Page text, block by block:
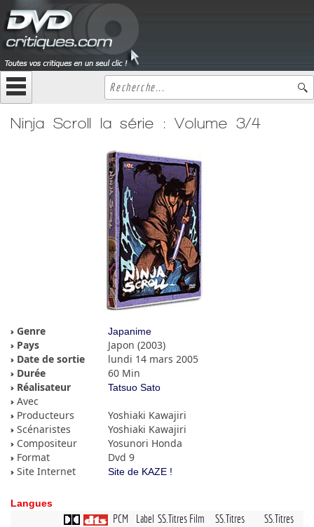
Ninja Scroll la série : Volume 3/4
Genre Japanime
Pays
Japon (2003)
Date de sortie
lundi 14 mars 2005
Durée
60 Min
Réalisateur
Tatsuo Sato
Avec
Producteurs
Yoshiaki Kawajiri
Scénaristes
Yoshiaki Kawajiri
Compositeur
Yosunori Honda
Format
Dvd 9
Site Internet
Site de KAZE !
Langues
PCM Label SS.Titres Film
SS.Titres
SS.Titres